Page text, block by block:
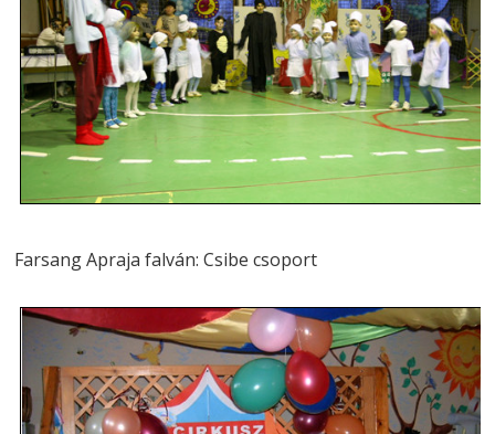
Farsang Apraja falván: Csibe csoport